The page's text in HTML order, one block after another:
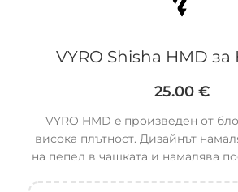
VYRO Shisha HMD
25.00 €
VYRO HMD e произведен от
висока плътност. Дизайнът
на пепел в чашката и намалява